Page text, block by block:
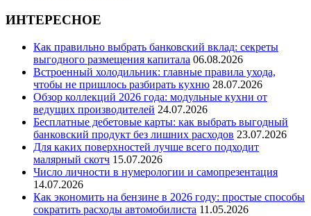
ИНТЕРЕСНОЕ
Как правильно выбрать банковский вклад: секреты
выгодного размещения капитала 06.08.2026
Встроенный холодильник: главные правила ухода,
чтобы не пришлось разбирать кухню 28.07.2026
Обзор коллекций 2026 года: модульные кухни от
ведущих производителей 24.07.2026
Бесплатные дебетовые карты: как выбрать выгодный
банковский продукт без лишних расходов 23.07.2026
Для каких поверхностей лучше всего подходит
малярный скотч 15.07.2026
Число личности в нумерологии и самопрезентация
14.07.2026
Как экономить на бензине в 2026 году: простые способы
сократить расходы автомобилиста 11.05.2026